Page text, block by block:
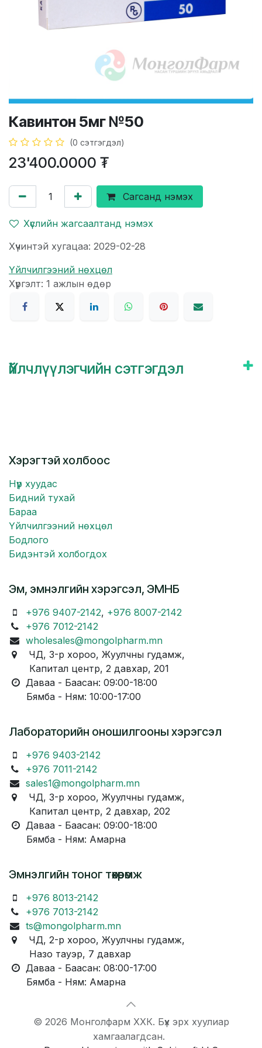
Кавинтон 5мг №50
(0 сэтгэгдэл)
23'400.0000 ₮
Сагсанд нэмэх
Хүслийн жагсаалтанд нэмэх
Хүчинтэй хугацаа: 2029-02-28
Үйлчилгээний нөхцөл
Хүргэлт: 1 ажлын өдөр
Үйлчлүүлэгчийн сэтгэгдэл
Хэрэгтэй холбоос
Нүүр хуудас
Бидний тухай
Бараа
Үйлчилгээний нөхцөл
Бодлого
Бидэнтэй холбогдох
Эм, эмнэлгийн хэрэгсэл, ЭМНБ
+976 9407-2142, +976 8007-2142
+976 7012-2142
wholesales@mongolpharm.mn
ЧД, 3-р хороо, Жуулчны гудамж,
Капитал центр, 2 давхар, 201
Даваа - Баасан: 09:00-18:00
Бямба - Ням: 10:00-17:00
Лабораторийн оношилгооны хэрэгсэл
+976 9403-2142
+976 7011-2142
sales1@mongolpharm.mn
ЧД, 3-р хороо, Жуулчны гудамж,
Капитал центр, 2 давхар, 202
Даваа - Баасан: 09:00-18:00
Бямба - Ням: Амарна
Эмнэлгийн тоног төхөөрөмж
+976 8013-2142
+976 7013-2142
ts@mongolpharm.mn
ЧД, 2-р хороо, Жуулчны гудамж,
Назо тауэр, 7 давхар
Даваа - Баасан: 08:00-17:00
Бямба - Ням: Амарна
© 2026 Монголфарм ХХК. Бүх эрх хуулиар
хамгаалагдсан.